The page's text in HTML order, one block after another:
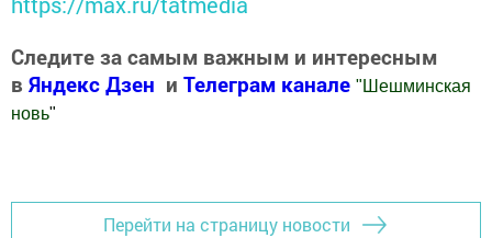
Следите за самым важным и интересным
в Яндекс Дзен и Телеграм канале " Шешминская
новь"
Перейти на страницу новости